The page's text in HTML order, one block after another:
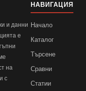
и данни
е
на
с
НАВИГАЦИЯ
Начало
Каталог
Търсене
Сравни
Статии